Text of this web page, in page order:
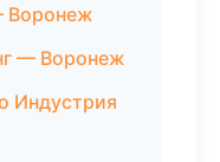
Воронеж
— Воронеж
Индустрия